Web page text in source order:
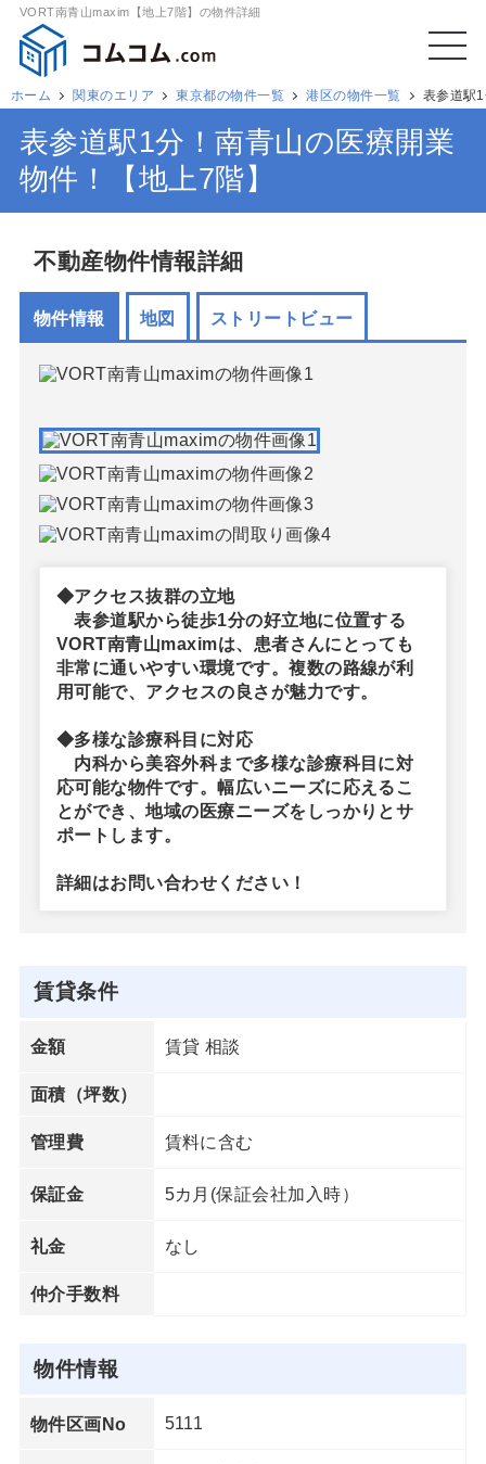
VORT南青山maxim【地上7階】の物件詳細
ホーム 関東のエリア 東京都の物件一覧 港区の物件一覧 表参道駅
表参道駅1分！南青山の医療開業
物件！【地上7階】
不動産物件情報詳細
物件情報 地図 ストリートビュー
◆アクセス抜群の立地
表参道駅から徒歩1分の好立地に位置する
VORT南青山maximは、患者さんにとっても
非常に通いやすい環境です。複数の路線が利
用可能で、アクセスの良さが魅力です。
◆多様な診療科目に対応
内科から美容外科まで多様な診療科目に対
応可能な物件です。幅広いニーズに応えるこ
とができ、地域の医療ニーズをしっかりとサ
ポートします。
詳細はお問い合わせください！
賃貸条件
金額 賃貸 相談
面積（坪数）
管理費 賃料に含む
保証金 5カ月(保証会社加入時）
礼金 なし
仲介手数料
物件情報
物件区画No 5111